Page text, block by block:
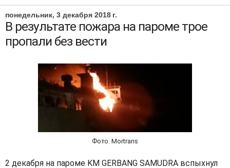
понедельник, 3 декабря 2018 г.
В результате пожара на пароме трое
пропали без вести
Фото: Mortrans
2 декабря на пароме KM GERBANG SAMUDRA вспыхнул